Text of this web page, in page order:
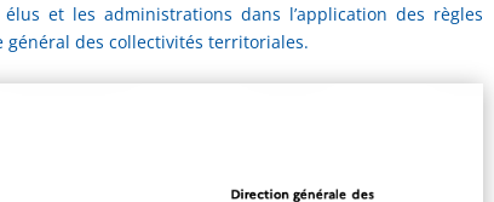
et les administrations dans l’application des règles
des collectivités territoriales.